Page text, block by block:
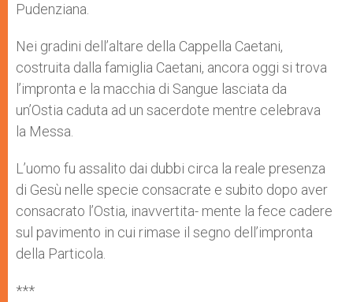
Pudenziana.
Nei gradini dell’altare della Cappella Caetani,
costruita dalla famiglia Caetani, ancora oggi si trova
l’impronta e la macchia di Sangue lasciata da
un’Ostia caduta ad un sacerdote mentre celebrava
la Messa.
L’uomo fu assalito dai dubbi circa la reale presenza
di Gesù nelle specie consacrate e subito dopo aver
consacrato l’Ostia, inavvertita- mente la fece cadere
sul pavimento in cui rimase il segno dell’impronta
della Particola.
***